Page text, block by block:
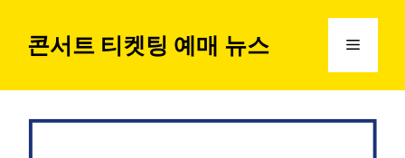
콘서트 티켓팅 예매 뉴스 메